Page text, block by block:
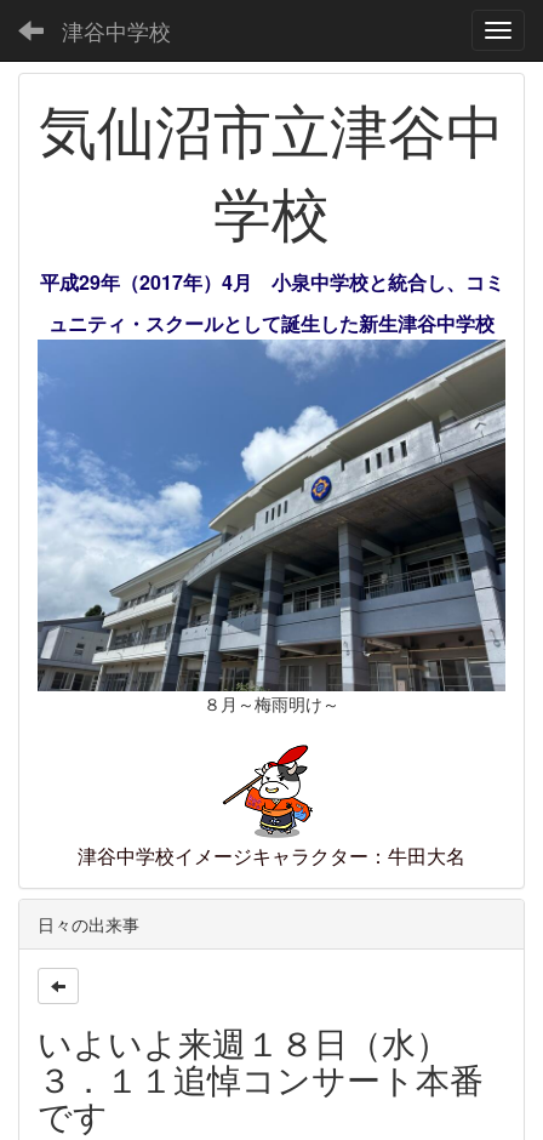
津谷中学校
気仙沼市立津谷中
学校
平成29年（2017年）4月 小泉中学校と統合し、コミ
ュニティ・スクールとして誕生した新生津谷中学校
８月～梅雨明け～
津谷中学校イメージキャラクター：牛田大名
日々の出来事
いよいよ来週１８日（水）
３．１１追悼コンサート本番
です